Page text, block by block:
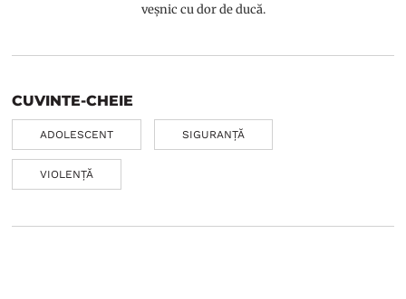
veșnic cu dor de ducă.
CUVINTE-CHEIE
ADOLESCENT SIGURANȚĂ
VIOLENȚĂ